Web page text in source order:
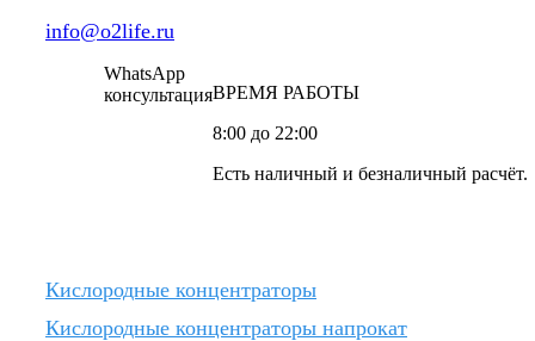
info@o2life.ru
WhatsApp
консультацияВРЕМЯ РАБОТЫ
8:00 до 22:00
Есть наличный и безналичный расчёт.
Кислородные концентраторы
Кислородные концентраторы напрокат